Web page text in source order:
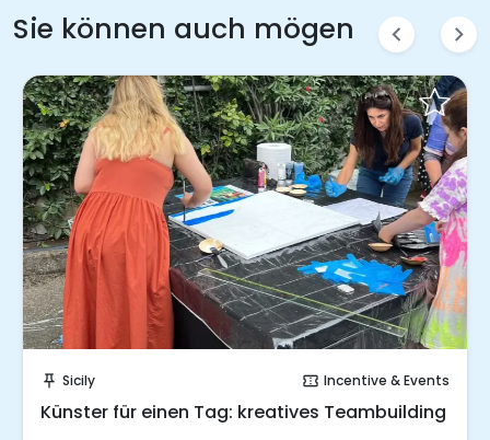
Sie können auch mögen chevron_left chevron_right
push_pin Sicily confirmation_number Incentive & Events
Künster für einen Tag: kreatives Teambuilding